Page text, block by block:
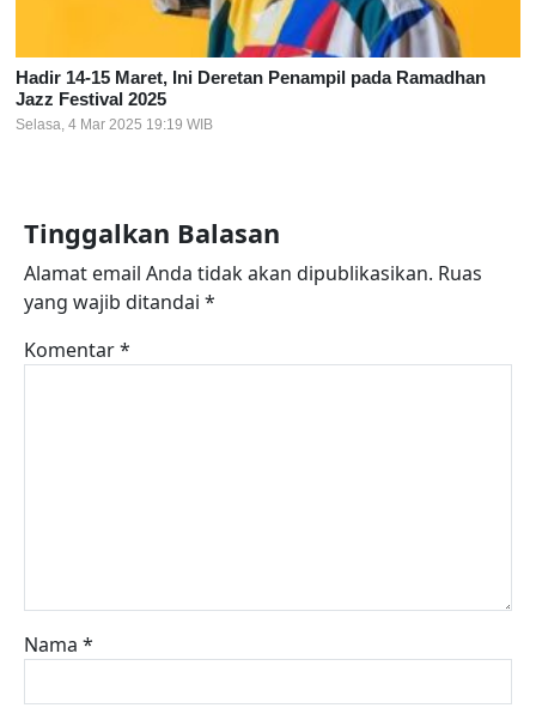
Hadir 14-15 Maret, Ini Deretan Penampil pada Ramadhan
Jazz Festival 2025
Selasa, 4 Mar 2025 19:19 WIB
Tinggalkan Balasan
Alamat email Anda tidak akan dipublikasikan. Ruas
yang wajib ditandai *
Komentar*
Nama *